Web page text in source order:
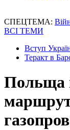
СПЕЦТЕМА:
ВСІ ТЕМИ
Вступ
Теракт в
Польща